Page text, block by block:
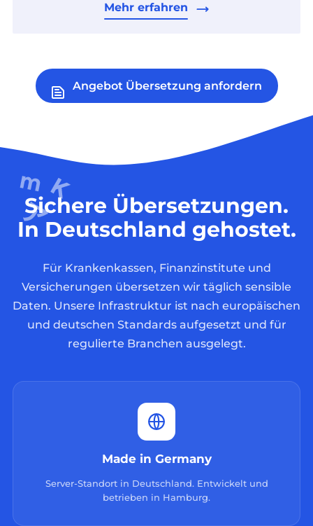
Mehr erfahren
Angebot Übersetzung anfordern
Sichere Übersetzungen.
In Deutschland gehostet.
Für Krankenkassen, Finanzinstitute und
Versicherungen übersetzen wir täglich sensible
Daten. Unsere Infrastruktur ist nach europäischen
und deutschen Standards aufgesetzt und für
regulierte Branchen ausgelegt.
Made in Germany
Server-Standort in Deutschland. Entwickelt und
betrieben in Hamburg.